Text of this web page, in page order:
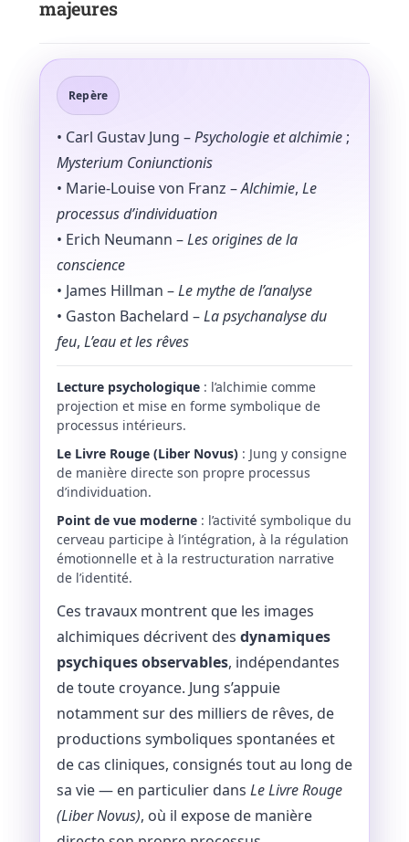
majeures
Repère
• Carl Gustav Jung –Psychologie et alchimie ;
Mysterium Coniunctionis
• Marie-Louise von Franz –Alchimie, Le
processus d’individuation
• Erich Neumann –Les origines de la
conscience
• James Hillman –Le mythe de l’analyse
• Gaston Bachelard –La psychanalyse du
feu, L’eau et les rêves
Lecture psychologique : l’alchimie comme
projection et mise en forme symbolique de
processus intérieurs.
Le Livre Rouge (Liber Novus) : Jung y consigne
de manière directe son propre processus
d’individuation.
Point de vue moderne : l’activité symbolique du
cerveau participe à l’intégration, à la régulation
émotionnelle et à la restructuration narrative
de l’identité.
Ces travaux montrent que les images
alchimiques décrivent des dynamiques
psychiques observables, indépendantes
de toute croyance. Jung s’appuie
notamment sur des milliers de rêves, de
productions symboliques spontanées et
de cas cliniques, consignés tout au long de
sa vie — en particulier dans Le Livre Rouge
(Liber Novus), où il expose de manière